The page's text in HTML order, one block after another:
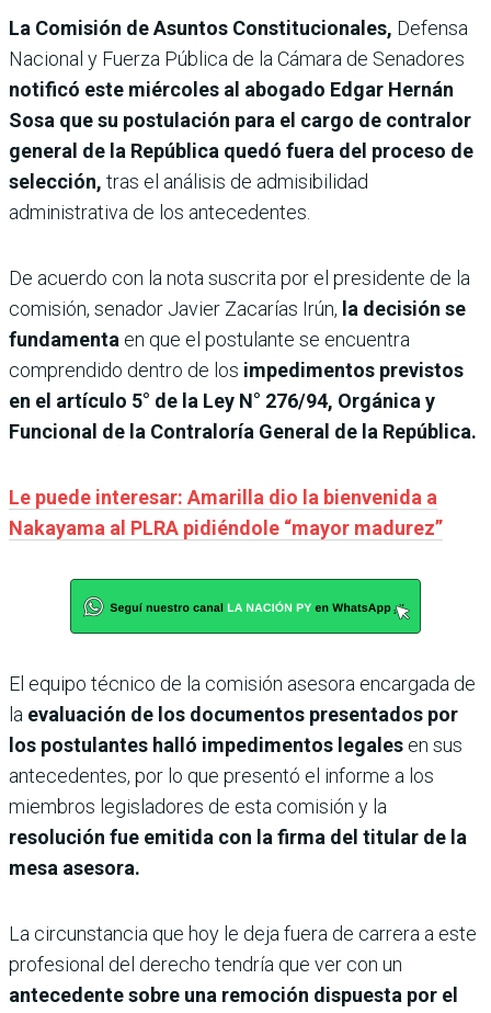
La Comisión de Asuntos Constitucionales, Defensa
Nacional y Fuerza Pública de la Cámara de Senadores
notificó este miércoles al abogado Edgar Hernán
Sosa que su postulación para el cargo de contralor
general de la República quedó fuera del proceso de
selección, tras el análisis de admisibilidad
administrativa de los antecedentes.
De acuerdo con la nota suscrita por el presidente de la
comisión, senador Javier Zacarías Irún, la decisión se
fundamenta en que el postulante se encuentra
comprendido dentro de los impedimentos previstos
en el artículo 5° de la Ley N° 276/94, Orgánica y
Funcional de la Contraloría General de la República.
Le puede interesar: Amarilla dio la bienvenida a
Nakayama al PLRA pidiéndole “mayor madurez”
El equipo técnico de la comisión asesora encargada de
la evaluación de los documentos presentados por
los postulantes halló impedimentos legales en sus
antecedentes, por lo que presentó el informe a los
miembros legisladores de esta comisión y la
resolución fue emitida con la firma del titular de la
mesa asesora.
La circunstancia que hoy le deja fuera de carrera a este
profesional del derecho tendría que ver con un
antecedente sobre una remoción dispuesta por el